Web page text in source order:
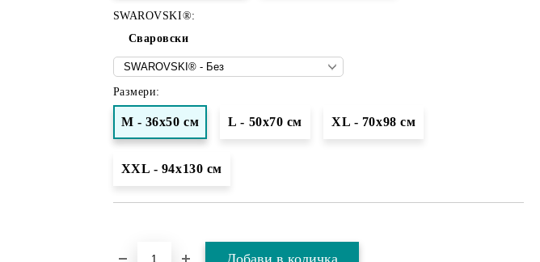
SWAROVSKI®:
Сваровски
Размери:
M - 36x50 см L - 50x70 см XL - 70х98 см
XXL - 94x130 см